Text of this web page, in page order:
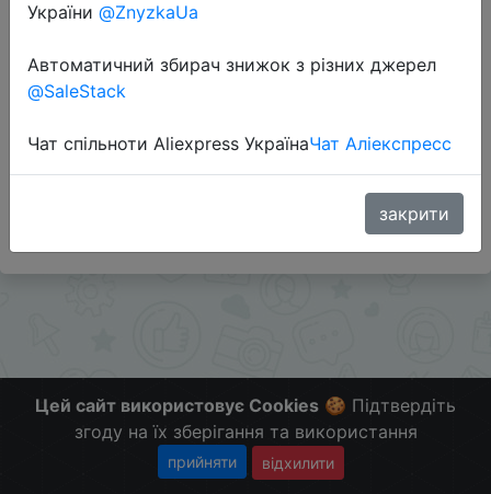
Слідкуйте за знижками на мобільному, в телеграм
Цей сайт використовує Cookies 🍪 Підтвердіть
згоду на їх зберігання та використання
прийняти відхилити
України @ZnyzkaUa
Автоматичний збирач знижок з різних джерел
@SaleStack
Чат спільноти Aliexpress УкраїнаЧат Аліекспресс
закрити